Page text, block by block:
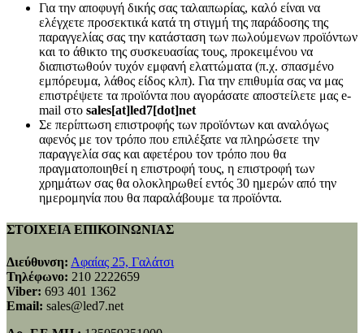
Για την αποφυγή δικής σας ταλαιπωρίας, καλό είναι να
ελέγχετε προσεκτικά κατά τη στιγμή της παράδοσης της
παραγγελίας σας την κατάσταση των πωλούμενων προϊόντων
και το άθικτο της συσκευασίας τους, προκειμένου να
διαπιστωθούν τυχόν εμφανή ελαττώματα (π.χ. σπασμένο
εμπόρευμα, λάθος είδος κλπ). Για την επιθυμία σας να μας
επιστρέψετε τα προϊόντα που αγοράσατε αποστείλετε μας e-
mail στο sales[at]led7[dot]net
Σε περίπτωση επιστροφής των προϊόντων και αναλόγως
αφενός με τον τρόπο που επιλέξατε να πληρώσετε την
παραγγελία σας και αφετέρου τον τρόπο που θα
πραγματοποιηθεί η επιστροφή τους, η επιστροφή των
χρημάτων σας θα ολοκληρωθεί εντός 30 ημερών από την
ημερομηνία που θα παραλάβουμε τα προϊόντα.
ΣΤΟΙΧΕΙΑ ΕΠΙΚΟΙΝΩΝΙΑΣ
Διεύθυνση: Αφαίας 25, Γαλάτσι
Τηλέφωνο: 210 2222659
Viber: 693 401 1362
Email: sales@led7.net